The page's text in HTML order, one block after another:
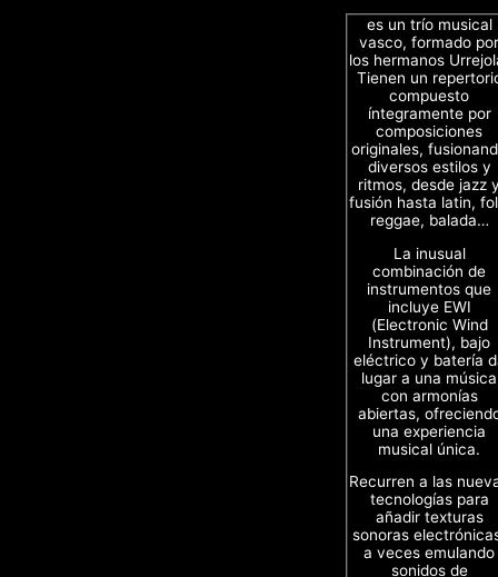
es un trío musical
vasco, formado por
los hermanos
Tienen un
compuesto
íntegramente por
composiciones
originales,
diversos estilos y
ritmos, desde jazz
fusión hasta latin,
reggae, balada…
La inusual
combinación de
instrumentos que
incluye EWI
(Electronic Wind
Instrument), bajo
eléctrico y batería
lugar a una música
con armonías
abiertas,
una experiencia
musical única.
Recurren a las
tecnologías para
añadir texturas
sonoras
a veces emulando
sonidos de